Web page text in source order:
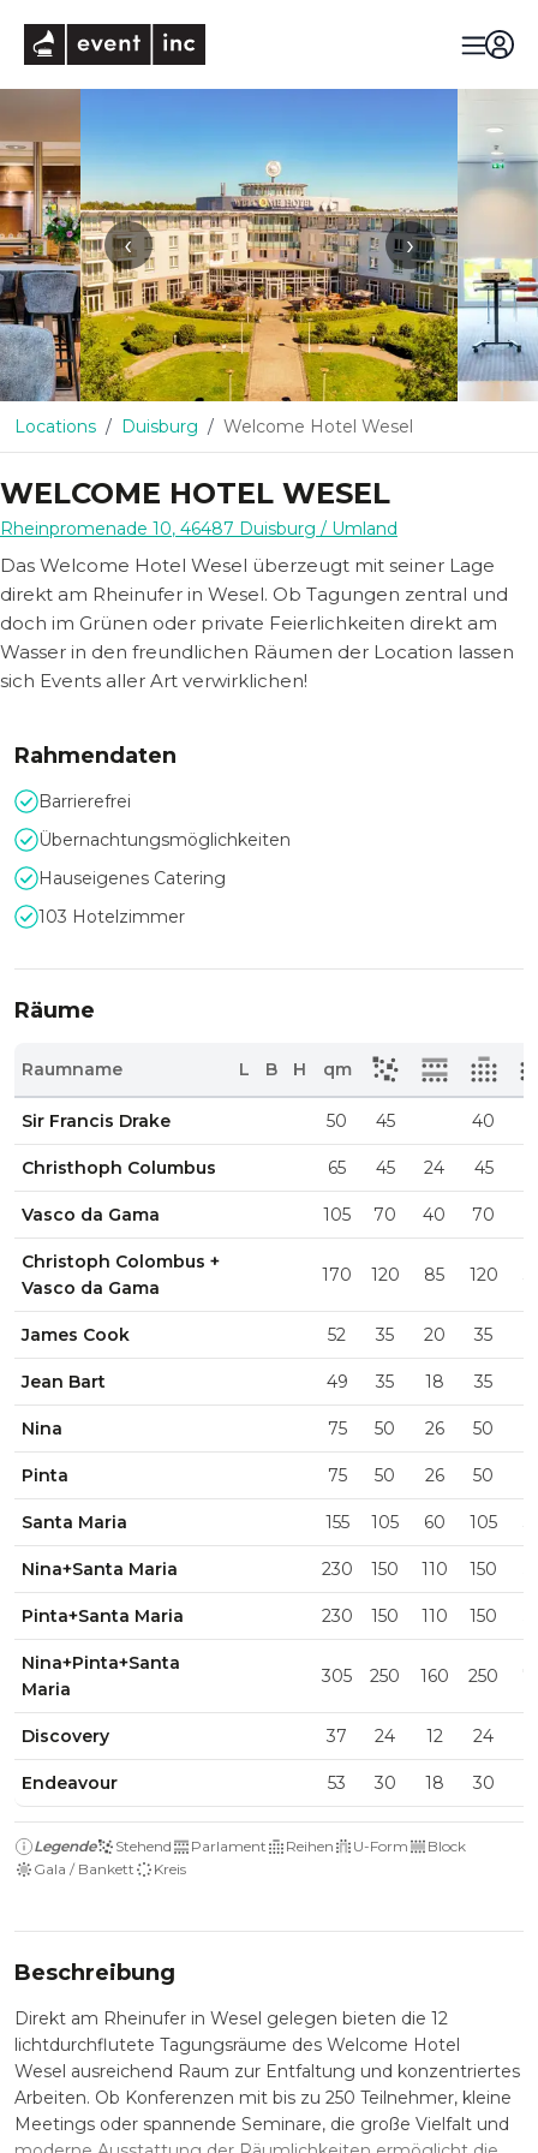
‹ ›
Locations Duisburg Welcome Hotel Wesel
WELCOME HOTEL WESEL
Rheinpromenade 10, 46487 Duisburg / Umland
Das Welcome Hotel Wesel überzeugt mit seiner Lage
direkt am Rheinufer in Wesel. Ob Tagungen zentral und
doch im Grünen oder private Feierlichkeiten direkt am
Wasser in den freundlichen Räumen der Location lassen
sich Events aller Art verwirklichen!
Rahmendaten
Barrierefrei
Übernachtungsmöglichkeiten
Hauseigenes Catering
103 Hotelzimmer
Räume
Raumname L B H qm
Sir Francis Drake 50 45 40
Christhoph Columbus 65 45 24 45
Vasco da Gama 105 70 40 70
Christoph Colombus +
Vasco da Gama
170 120 85 120
James Cook 52 35 20 35
Jean Bart 49 35 18 35
Nina 75 50 26 50
Pinta 75 50 26 50
Santa Maria 155 105 60 105
Nina+Santa Maria 230 150 110 150
Pinta+Santa Maria 230 150 110 150
Nina+Pinta+Santa
Maria
305 250 160 250
Discovery 37 24 12 24
Endeavour 53 30 18 30
Legende Stehend Parlament Reihen U-Form
Block
Gala / Bankett
Kreis
Beschreibung
Direkt am Rheinufer in Wesel gelegen bieten die 12
lichtdurchflutete Tagungsräume des Welcome Hotel
Wesel ausreichend Raum zur Entfaltung und konzentriertes
Arbeiten. Ob Konferenzen mit bis zu 250 Teilnehmer, kleine
Meetings oder spannende Seminare, die große Vielfalt und